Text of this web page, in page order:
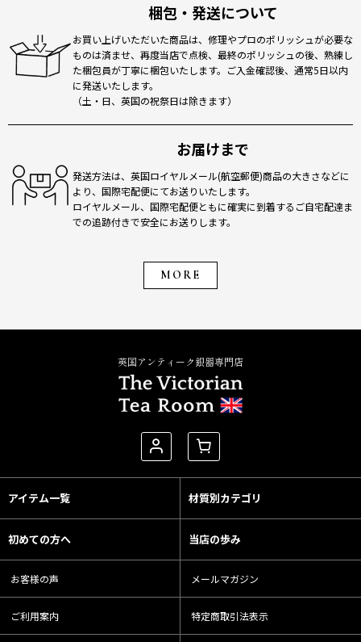
梱包・発送について
お買い上げいただいた商品は、修理やプロのポリッシュが必要な
ものは済ませ、再度当店で点検、最終のポリッシュの後、熟練し
た梱包員が丁寧に梱包いたします。ご入金確認後、通常5日以内
に発送いたします。
（土・日、英国の祝祭日は除きます）
お届けまで
発送方法は、英国ロイヤルメール(航空郵便)商品の大きさなどに
より、国際宅配便にてお送りいたします。
ロイヤルメール、国際宅配便ともに確実に到着するご自宅配達ま
での追跡付きで安全にお送りします。
MORE
英国アンティーク銀器専門店
アイテム一覧 材質別カテゴリ
初めての方へ 当店の歩み
お客様の声 メールマガジン
ご利用案内 特定商取引法表示